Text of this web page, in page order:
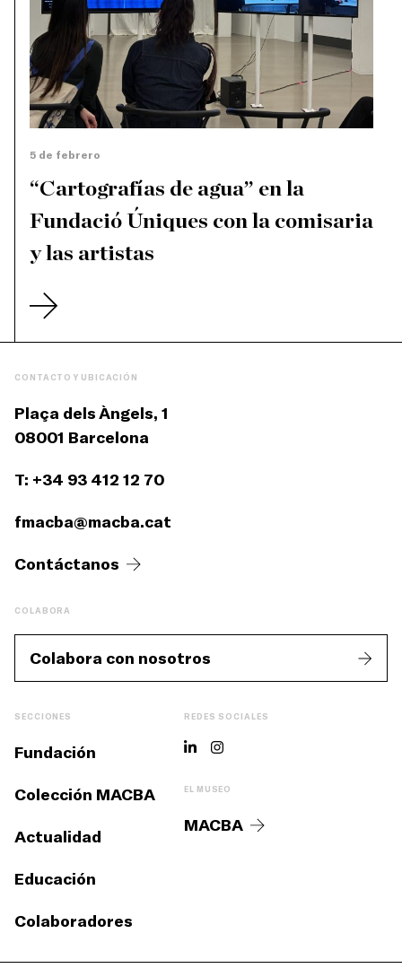
5 de febrero
“Cartografías de agua” en la
Fundació Úniques con la comisaria
y las artistas
CONTACTO Y UBICACIÓN
Plaça dels Àngels, 1
08001 Barcelona
T: +34 93 412 12 70
fmacba@macba.cat
Contáctanos
COLABORA
Colabora con nosotros
SECCIONES
Fundación
Colección MACBA
Actualidad
Educación
Colaboradores
REDES SOCIALES
EL MUSEO
MACBA